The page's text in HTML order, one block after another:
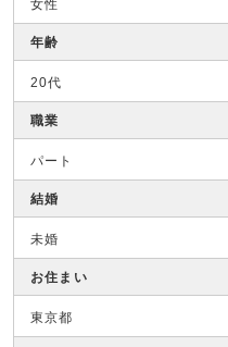
女性
年齢
20代
職業
パート
結婚
未婚
お住まい
東京都